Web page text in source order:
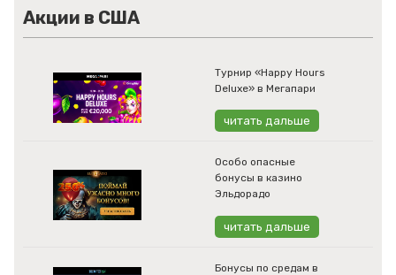
Акции в США
Турнир «Happy Hours
Deluxe» в Мегапари
читать дальше
Особо опасные
бонусы в казино
Эльдорадо
читать дальше
Бонусы по средам в